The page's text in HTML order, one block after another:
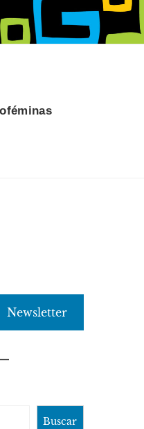
Newsletter
Buscar